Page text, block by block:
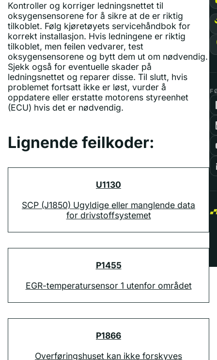
Kontroller og korriger ledningsnettet til
oksygensensorene for å sikre at de er riktig
tilkoblet. Følg kjøretøyets servicehåndbok for
korrekt installasjon. Hvis ledningene er riktig
tilkoblet, men feilen vedvarer, test
oksygensensorene og bytt dem ut om nødvendig.
Sjekk også for eventuelle skader på
ledningsnettet og reparer disse. Til slutt, hvis
problemet fortsatt ikke er løst, vurder å
oppdatere eller erstatte motorens styreenhet
(ECU) hvis det er nødvendig.
Lignende feilkoder:
U1130
SCP (J1850) Ugyldige eller manglende data
for drivstoffsystemet
P1455
EGR-temperatursensor 1 utenfor området
P1866
Overføringshuset kan ikke forskyves